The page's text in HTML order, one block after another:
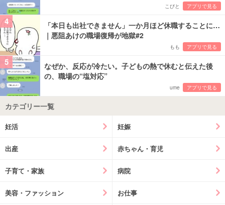
こびと アプリで見る
4
「本日も出社できません」一か月ほど休職することに…
｜悪阻あけの職場復帰が地獄#2
もも アプリで見る
5
なぜか、反応が冷たい。子どもの熱で休むと伝えた後
の、職場の“塩対応”
ume アプリで見る
カテゴリー一覧
妊活 妊娠
出産 赤ちゃん・育児
子育て・家族 病院
美容・ファッション お仕事